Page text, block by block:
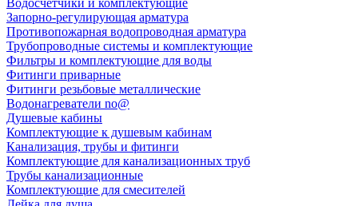
Водосчетчики и комплектующие
Запорно-регулирующая арматура
Противопожарная водопроводная арматура
Трубопроводные системы и комплектующие
Фильтры и комплектующие для воды
Фитинги приварные
Фитинги резьбовые металлические
Водонагреватели no@
Душевые кабины
Комплектующие к душевым кабинам
Канализация, трубы и фитинги
Комплектующие для канализационных труб
Трубы канализационные
Комплектующие для смесителей